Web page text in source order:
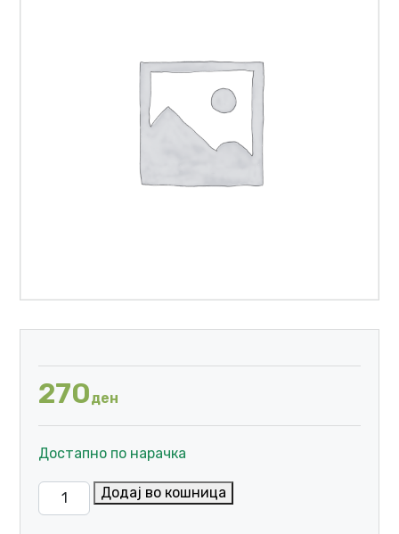
270ден
Достапно по нарачка
LEK OPERIL P (0.25%) СПРЕЈ ЗА НОС ЗА ДЕЦА 10 мл
Додај во кошница